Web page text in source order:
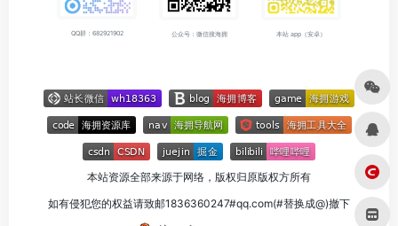
QQ群：682921902 公众号：微信搜海拥 本站 app（安卓）
本站资源全部来源于网络，版权归原版权方所有
如有侵犯您的权益请致邮1836360247#qq.com(#替换成@)撤下